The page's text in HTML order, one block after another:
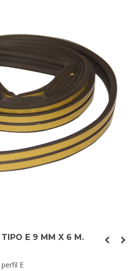
TIPO E 9 MM X 6 M.
E